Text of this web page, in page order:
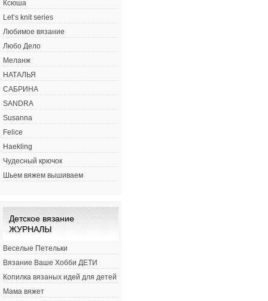
Ксюша
Let’s knit series
Любимое вязание
Любо Дело
Меланж
НАТАЛЬЯ
САБРИНА
SANDRA
Susanna
Felice
Haekling
Чудесный крючок
Шьем вяжем вышиваем
Детское вязание
ЖУРНАЛЫ
Веселые Петельки
Вязание Ваше Хобби ДЕТИ
Копилка вязаных идей для детей
Мама вяжет